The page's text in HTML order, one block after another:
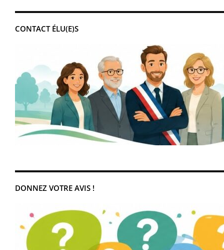
CONTACT ÉLU(E)S
DONNEZ VOTRE AVIS !